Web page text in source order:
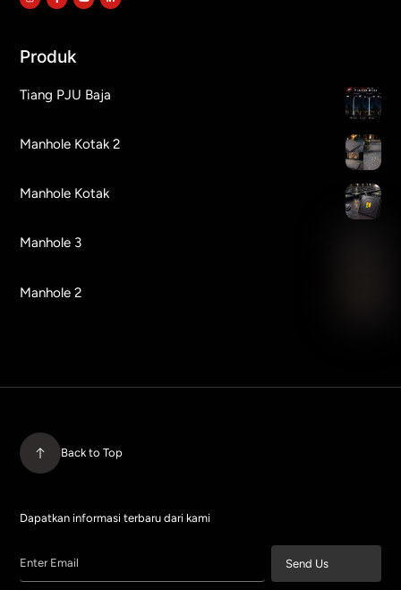
Produk
Tiang PJU Baja
Manhole Kotak 2
Manhole Kotak
Manhole 3
Manhole 2
Back to Top
Dapatkan informasi terbaru dari kami
Enter Email Send Us